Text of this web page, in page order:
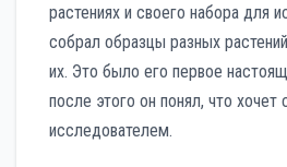
растениях и своего набора для
собрал образцы разных
их. Это было его первое
после этого он понял, что хочет
исследователем.